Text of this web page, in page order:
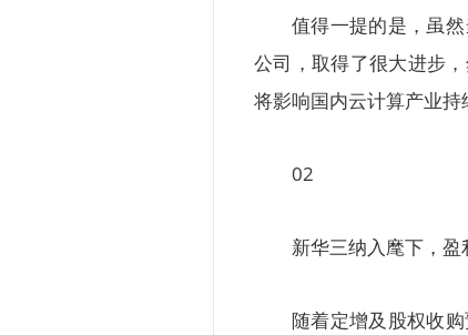
值得一提的是，虽
公司，取得了很大进步
将影响国内云计算产业持
02
新华三纳入麾下，
随着定增及股权收